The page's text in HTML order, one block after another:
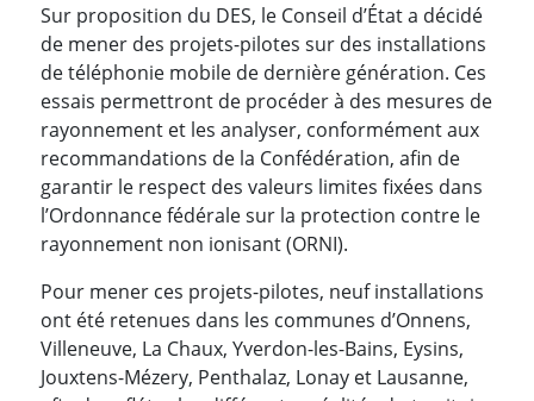
Sur proposition du DES, le Conseil d’État a décidé
de mener des projets-pilotes sur des installations
de téléphonie mobile de dernière génération. Ces
essais permettront de procéder à des mesures de
rayonnement et les analyser, conformément aux
recommandations de la Confédération, afin de
garantir le respect des valeurs limites fixées dans
l’Ordonnance fédérale sur la protection contre le
rayonnement non ionisant (ORNI).
Pour mener ces projets-pilotes, neuf installations
ont été retenues dans les communes d’Onnens,
Villeneuve, La Chaux, Yverdon-les-Bains, Eysins,
Jouxtens-Mézery, Penthalaz, Lonay et Lausanne,